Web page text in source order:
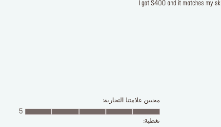
I got S400 and it matches my
محبين علامتنا التجارية:
5
تغطية: